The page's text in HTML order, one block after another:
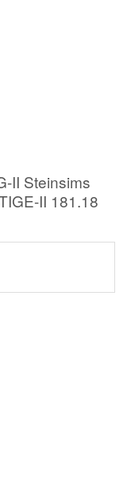
II Steinsims
II 181.18